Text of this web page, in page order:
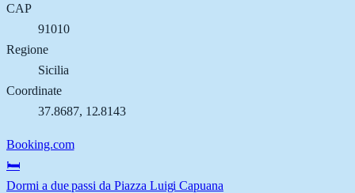
CAP
91010
Regione
Sicilia
Coordinate
37.8687, 12.8143
Booking.com
🛏️
Dormi a due passi da Piazza Luigi Capuana